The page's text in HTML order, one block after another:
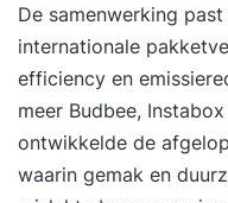
De samenwerking
internationale
efficiency en
meer Budbee,
ontwikkelde de
waarin gemak en